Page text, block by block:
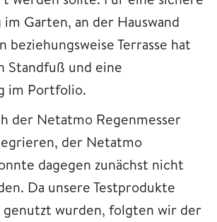
Garten, an der Hauswand
beziehungsweise Terrasse hat
Standfuß und eine
im Portfolio.
der Netatmo Regenmesser
der Netatmo
dagegen zunächst nicht
Da unsere Testprodukte
wurden, folgten wir der